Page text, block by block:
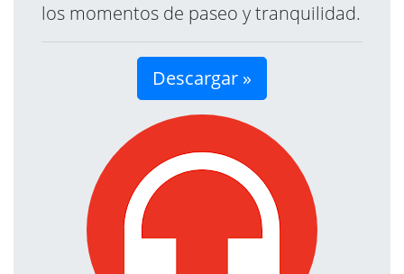
los momentos de paseo y tranquilidad.
Descargar »